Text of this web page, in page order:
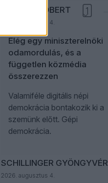
NÉMETH RÓBERT
2026. augusztus 4.
1
Elég egy miniszterelnöki
odamordulás, és a
független közmédia
összerezzen
Valamiféle digitális népi
demokrácia bontakozik ki a
szemünk előtt. Gépi
demokrácia.
SCHILLINGER GYÖNGYVÉR
2026. augusztus 4.